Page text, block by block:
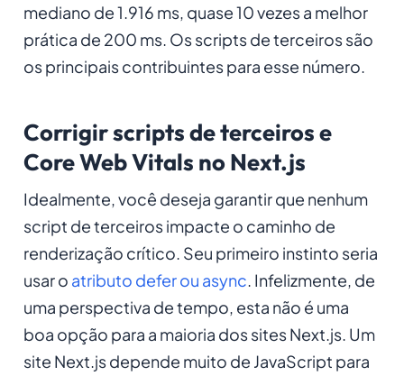
mediano de 1.916 ms, quase 10 vezes a melhor
prática de 200 ms. Os scripts de terceiros são
os principais contribuintes para esse número.
Corrigir scripts de terceiros e
Core Web Vitals no Next.js
Idealmente, você deseja garantir que nenhum
script de terceiros impacte o caminho de
renderização crítico. Seu primeiro instinto seria
usar o atributo defer ou async. Infelizmente, de
uma perspectiva de tempo, esta não é uma
boa opção para a maioria dos sites Next.js. Um
site Next.js depende muito de JavaScript para